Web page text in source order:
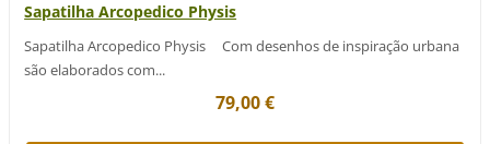
Sapatilha Arcopedico Physis
Sapatilha Arcopedico Physis Com desenhos de inspiração urbana
são elaborados com...
79,00 €